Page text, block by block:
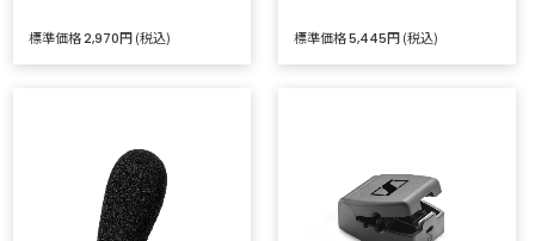
標準価格2,970円 (税込) 標準価格5,445円 (税込)